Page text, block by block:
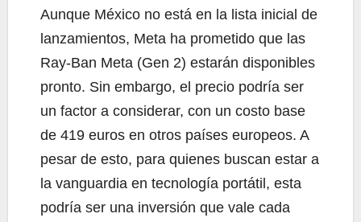
Aunque México no está en la lista inicial de
lanzamientos, Meta ha prometido que las
Ray-Ban Meta (Gen 2) estarán disponibles
pronto. Sin embargo, el precio podría ser
un factor a considerar, con un costo base
de 419 euros en otros países europeos. A
pesar de esto, para quienes buscan estar a
la vanguardia en tecnología portátil, esta
podría ser una inversión que vale cada